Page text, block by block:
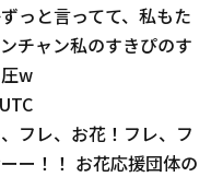
っと言ってて、私もた
チャン私のすきぴのす
w
フレ、お花！フレ、フ
ー！！ お花応援団体の